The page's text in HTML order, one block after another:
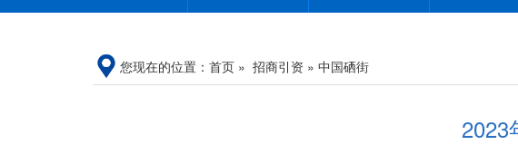
您现在的位置： 首页 » 招商引资 » 中国硒街
2023